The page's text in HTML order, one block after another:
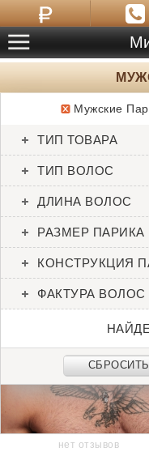
Мужские
ТИП ТОВАРА
ТИП ВОЛОС
ДЛИНА ВОЛОС
РАЗМЕР ПАРИКА
КОНСТРУКЦИЯ
ФАКТУРА ВОЛОС
СБРОСИТЬ
Admirable
нет отзывов